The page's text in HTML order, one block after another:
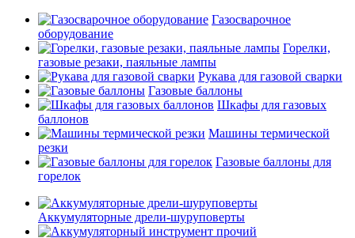
Газосварочное
оборудование
Горелки,
газовые резаки, паяльные лампы
Рукава для газовой сварки
Газовые баллоны
Шкафы для газовых
баллонов
Машины термической
резки
Газовые баллоны для
горелок
Аккумуляторные дрели-шуруповерты